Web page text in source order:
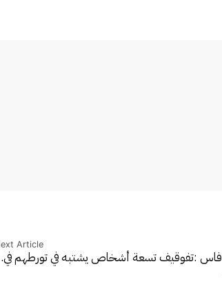
Article
فاس :تفوقيف تسعة أشخاص يشتبه في تورطهم